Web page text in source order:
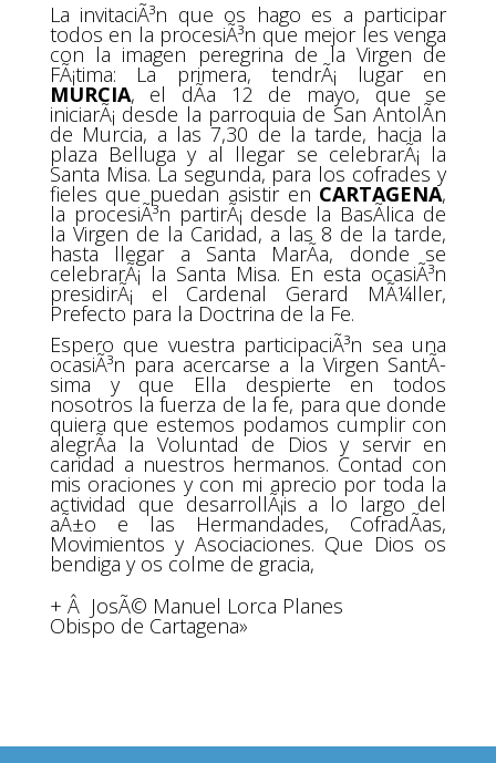
La invitaciÃ³n que os hago es a participar
todos en la procesiÃ³n que mejor les venga
con la imagen peregrina de la Virgen de
FÃ¡tima: La primera, tendrÃ¡ lugar en
MURCIA, el dÃ­a 12 de mayo, que se
iniciarÃ¡ desde la parroquia de San AntolÃ­n
de Murcia, a las 7,30 de la tarde, hacia la
plaza Belluga y al llegar se celebrarÃ¡ la
Santa Misa. La segunda, para los cofrades y
fieles que puedan asistir en CARTAGENA,
la procesiÃ³n partirÃ¡ desde la BasÃ­lica de
la Virgen de la Caridad, a las 8 de la tarde,
hasta llegar a Santa MarÃ­a, donde se
celebrarÃ¡ la Santa Misa. En esta ocasiÃ³n
presidirÃ¡ el Cardenal Gerard MÃ¼ller,
Prefecto para la Doctrina de la Fe.
Espero que vuestra participaciÃ³n sea una
ocasiÃ³n para acercarse a la Virgen SantÃ­
sima y que Ella despierte en todos
nosotros la fuerza de la fe, para que donde
quiera que estemos podamos cumplir con
alegrÃ­a la Voluntad de Dios y servir en
caridad a nuestros hermanos. Contad con
mis oraciones y con mi aprecio por toda la
actividad que desarrollÃ¡is a lo largo del
aÃ±o e las Hermandades, CofradÃ­as,
Movimientos y Asociaciones. Que Dios os
bendiga y os colme de gracia,
+ Â JosÃ© Manuel Lorca Planes
Obispo de Cartagena»